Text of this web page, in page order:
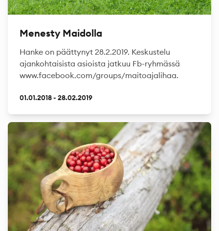
Menesty Maidolla
Hanke on päättynyt 28.2.2019. Keskustelu
ajankohtaisista asioista jatkuu Fb-ryhmässä
www.facebook.com/groups/maitoajalihaa.
01.01.2018 - 28.02.2019